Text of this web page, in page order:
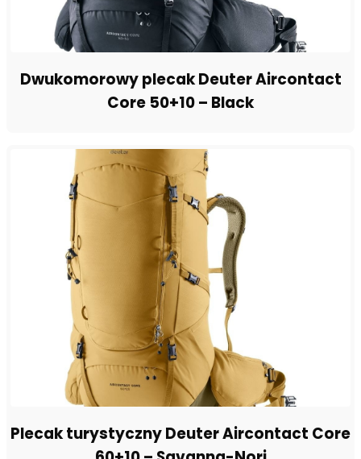
Dwukomorowy plecak Deuter Aircontact
Core 50+10 – Black
Plecak turystyczny Deuter Aircontact Core